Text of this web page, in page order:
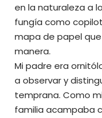
en la naturaleza a
fungía como
mapa de papel
manera.
Mi padre era
a observar y
temprana. Como
familia acampaba